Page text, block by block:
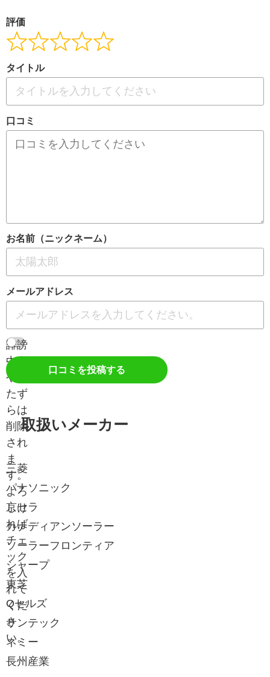
評価
タイトル
口コミ
お名前（ニックネーム）
メールアドレス
誹謗
中傷
やい
たず
らは
削除
され
ま
す。
よろ
しけ
れば
チェ
ック
を入
れて
くだ
さ
い。
口コミを投稿する
取扱いメーカー
三菱
パナソニック
京セラ
カナディアンソーラー
ソーラーフロンティア
シャープ
東芝
Qセルズ
サンテック
ネミー
長州産業